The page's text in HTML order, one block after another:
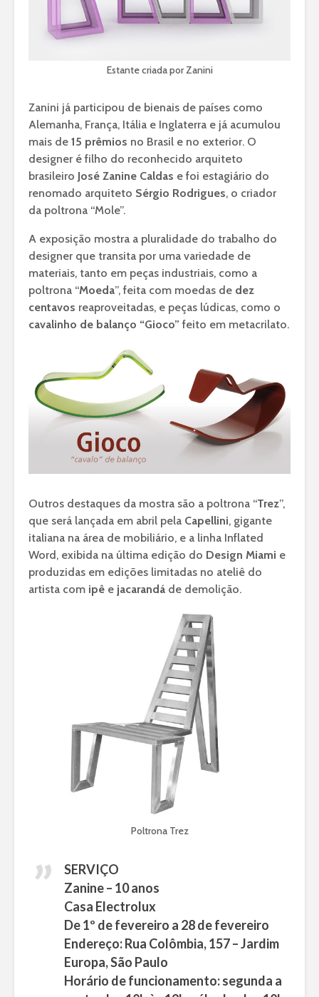
Estante criada por Zanini
Zanini já participou de bienais de países como
Alemanha, França, Itália e Inglaterra e já acumulou
mais de 15 prêmios no Brasil e no exterior. O
designer é filho do reconhecido arquiteto
brasileiro José Zanine Caldas e foi estagiário do
renomado arquiteto Sérgio Rodrigues, o criador
da poltrona “Mole”.
A exposição mostra a pluralidade do trabalho do
designer que transita por uma variedade de
materiais, tanto em peças industriais, como a
poltrona “Moeda”, feita com moedas de dez
centavos reaproveitadas, e peças lúdicas, como o
cavalinho de balanço “Gioco” feito em metacrilato.
Outros destaques da mostra são a poltrona “Trez”,
que será lançada em abril pela Capellini, gigante
italiana na área de mobiliário, e a linha Inflated
Word, exibida na última edição do Design Miami e
produzidas em edições limitadas no ateliê do
artista com ipê e jacarandá de demolição.
Poltrona Trez
SERVIÇO
Zanine – 10 anos
Casa Electrolux
De 1º de fevereiro a 28 de fevereiro
Endereço: Rua Colômbia, 157 – Jardim
Europa, São Paulo
Horário de funcionamento: segunda a